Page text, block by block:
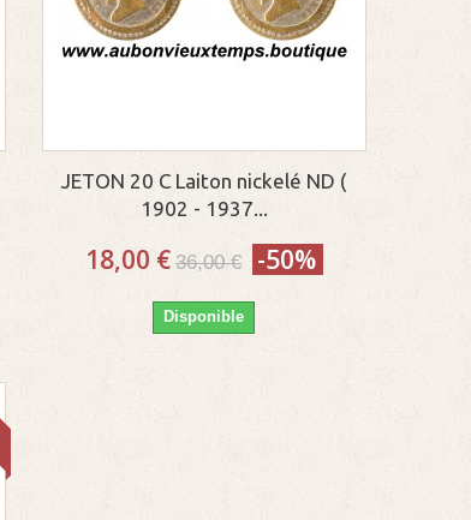
JETON 20 C Laiton nickelé ND (
1902 - 1937...
18,00 € 36,00 € -50%
Disponible